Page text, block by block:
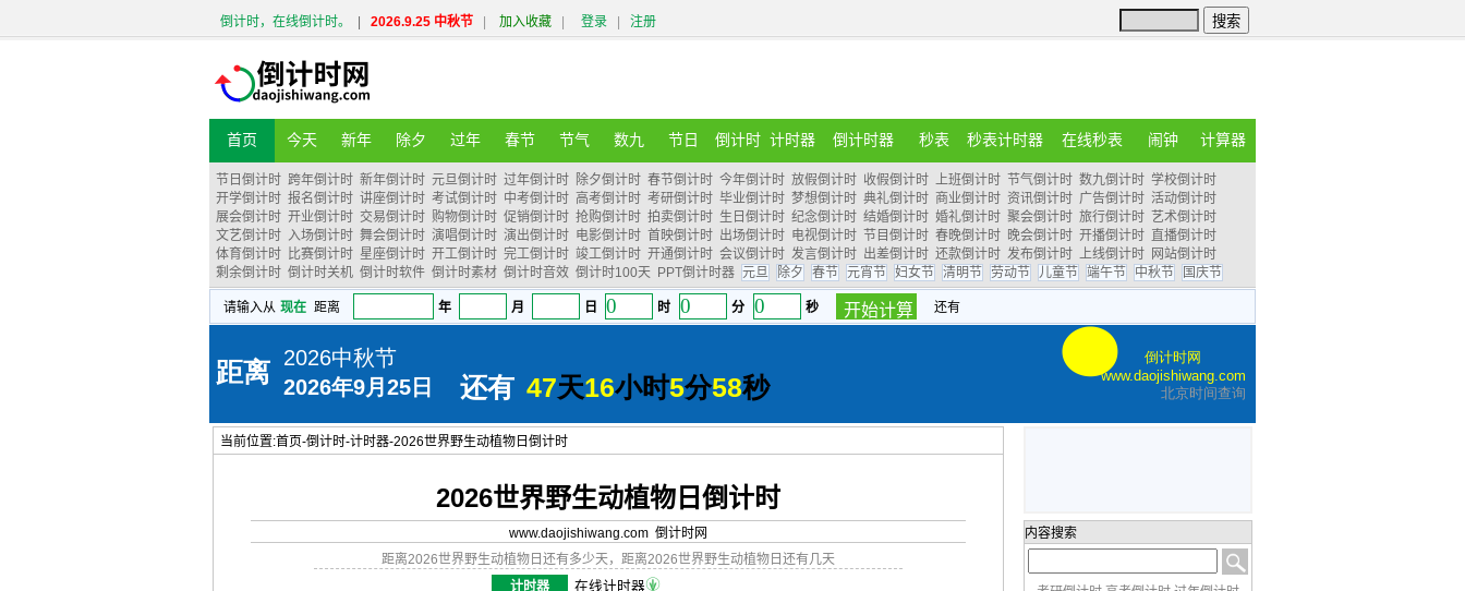
倒计时，在线倒计时。 2026.9.25 中秋节 加入收藏 登录 注册
首页 今天 新年 除夕 过年 春节 节气 数九 节日 倒计时 计时器 倒计时器 秒表 秒表计时器 在线秒表 闹钟 计算器
节日倒计时 跨年倒计时 新年倒计时 元旦倒计时 过年倒计时 除夕倒计时 春节倒计时 今年倒计时 放假倒计时 收假倒计时 上班倒计时 节气倒计时 数九倒计时 学校倒计时
开学倒计时 报名倒计时 讲座倒计时 考试倒计时 中考倒计时 高考倒计时 考研倒计时 毕业倒计时 梦想倒计时 典礼倒计时 商业倒计时 资讯倒计时 广告倒计时 活动倒计时
展会倒计时 开业倒计时 交易倒计时 购物倒计时 促销倒计时 抢购倒计时 拍卖倒计时 生日倒计时 纪念倒计时 结婚倒计时 婚礼倒计时 聚会倒计时 旅行倒计时 艺术倒计时
文艺倒计时 入场倒计时 舞会倒计时 演唱倒计时 演出倒计时 电影倒计时 首映倒计时 出场倒计时 电视倒计时 节目倒计时 春晚倒计时 晚会倒计时 开播倒计时 直播倒计时
体育倒计时 比赛倒计时 星座倒计时 开工倒计时 完工倒计时 竣工倒计时 开通倒计时 会议倒计时 发言倒计时 出差倒计时 还款倒计时 发布倒计时 上线倒计时 网站倒计时
剩余倒计时 倒计时关机 倒计时软件 倒计时素材 倒计时音效 倒计时100天 PPT倒计时器 元旦 除夕 春节 元宵节 妇女节 清明节 劳动节 儿童节 端午节 中秋节 国庆节
当前位置:首页-倒计时-计时器-2026世界野生动植物日倒计时
2026世界野生动植物日倒计时
www.daojishiwang.com 倒计时网
距离2026世界野生动植物日还有多少天，距离2026世界野生动植物日还有几天
计时器
在线计时器
内容搜索